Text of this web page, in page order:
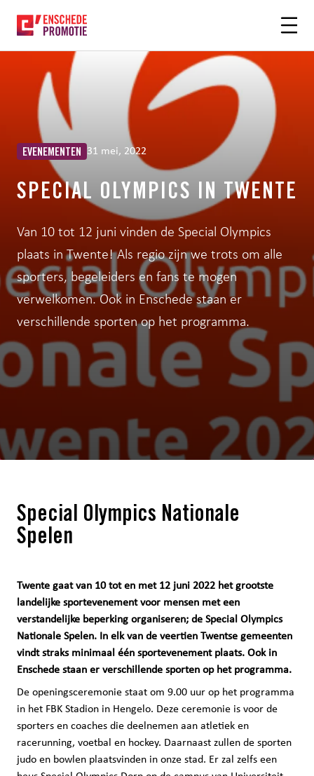
EVENEMENTEN 31 mei, 2022
SPECIAL OLYMPICS IN TWENTE
Van 10 tot 12 juni vinden de Special Olympics
plaats in Twente! Als regio zijn we trots om alle
sporters, begeleiders en fans te mogen
verwelkomen. Ook in Enschede staan er
verschillende sporten op het programma.
Special Olympics Nationale
Spelen
Twente gaat van 10 tot en met 12 juni 2022 het grootste
landelijke sportevenement voor mensen met een
verstandelijke beperking organiseren; de Special Olympics
Nationale Spelen. In elk van de veertien Twentse gemeenten
vindt straks minimaal één sportevenement plaats. Ook in
Enschede staan er verschillende sporten op het programma.
De openingsceremonie staat om 9.00 uur op het programma
in het FBK Stadion in Hengelo. Deze ceremonie is voor de
sporters en coaches die deelnemen aan atletiek en
racerunning, voetbal en hockey. Daarnaast zullen de sporten
judo en bowlen plaatsvinden in onze stad. Er zal zelfs een